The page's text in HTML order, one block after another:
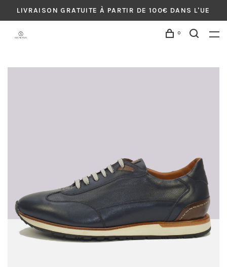
LIVRAISON GRATUITE À PARTIR DE 100€ DANS L'UE
0